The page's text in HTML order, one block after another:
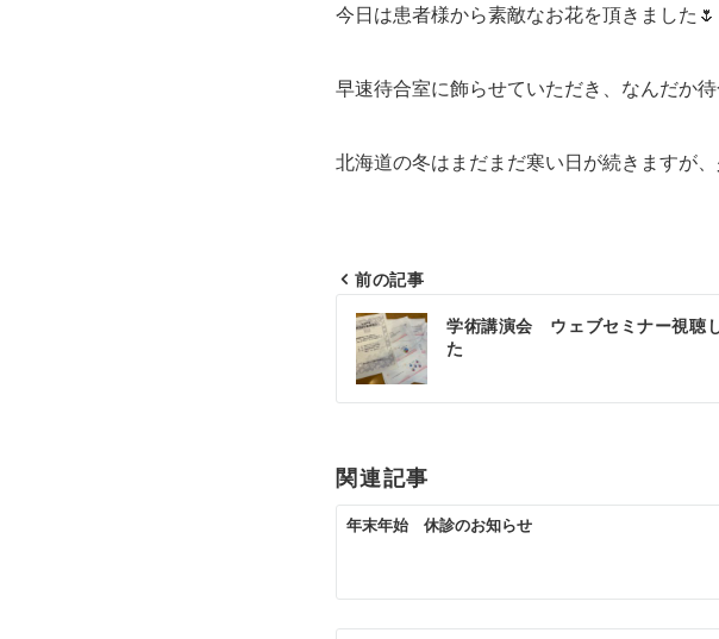
今日は患者様から素敵なお花を頂きました🌷
早速待合室に飾らせていただき、なんだか
北海道の冬はまだまだ寒い日が続きますが
投
稿
ナ
ゲ
ー
ョ
前の記事
学術講演会 ウェブセミナー視聴
た
関連記事
年末年始 休診のお知らせ